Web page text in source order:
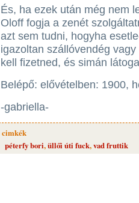
És, ha ezek után még nem
Oloff fogja a zenét
azt sem tudni, hogyha
igazoltan szállóvendég
kell fizetned, és simán
Belépő: elővételben: 1900,
-gabriella-
cimkék
péterfy bori,üllői úti fuck,vad fruttik